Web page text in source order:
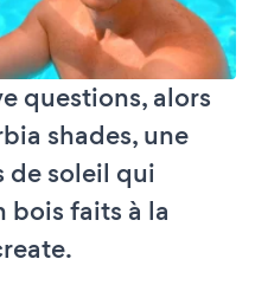
questions, alors
shades, une
de soleil qui
bois faits à la